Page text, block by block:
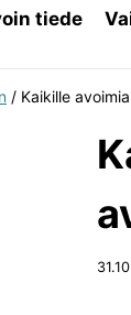
tiede
/ Kaikille